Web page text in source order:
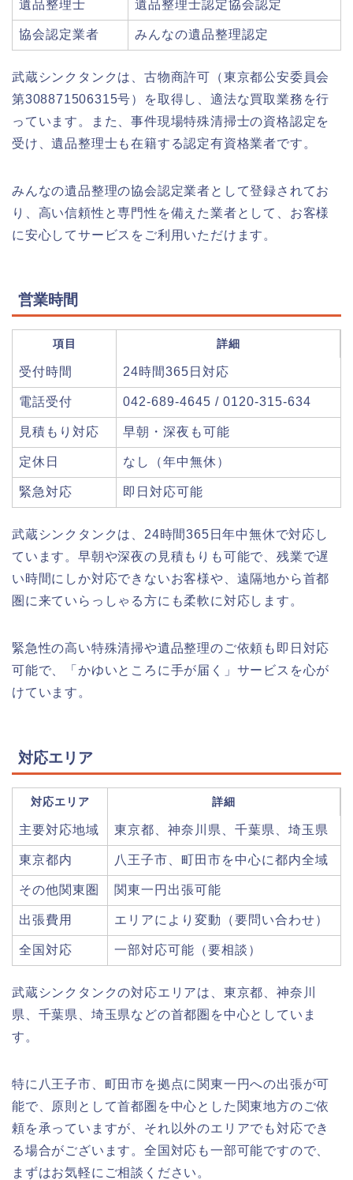
遺品整理士 遺品整理士認定協会認定
協会認定業者 みんなの遺品整理認定
武蔵シンクタンクは、古物商許可（東京都公安委員会
第308871506315号）を取得し、適法な買取業務を行
っています。また、事件現場特殊清掃士の資格認定を
受け、遺品整理士も在籍する認定有資格業者です。
みんなの遺品整理の協会認定業者として登録されてお
り、高い信頼性と専門性を備えた業者として、お客様
に安心してサービスをご利用いただけます。
営業時間
項目 詳細
受付時間 24時間365日対応
電話受付 042-689-4645 / 0120-315-634
見積もり対応 早朝・深夜も可能
定休日 なし（年中無休）
緊急対応 即日対応可能
武蔵シンクタンクは、24時間365日年中無休で対応し
ています。早朝や深夜の見積もりも可能で、残業で遅
い時間にしか対応できないお客様や、遠隔地から首都
圏に来ていらっしゃる方にも柔軟に対応します。
緊急性の高い特殊清掃や遺品整理のご依頼も即日対応
可能で、「かゆいところに手が届く」サービスを心が
けています。
対応エリア
対応エリア 詳細
主要対応地域 東京都、神奈川県、千葉県、埼玉県
東京都内 八王子市、町田市を中心に都内全域
その他関東圏 関東一円出張可能
出張費用 エリアにより変動（要問い合わせ）
全国対応 一部対応可能（要相談）
武蔵シンクタンクの対応エリアは、東京都、神奈川
県、千葉県、埼玉県などの首都圏を中心としていま
す。
特に八王子市、町田市を拠点に関東一円への出張が可
能で、原則として首都圏を中心とした関東地方のご依
頼を承っていますが、それ以外のエリアでも対応でき
る場合がございます。全国対応も一部可能ですので、
まずはお気軽にご相談ください。